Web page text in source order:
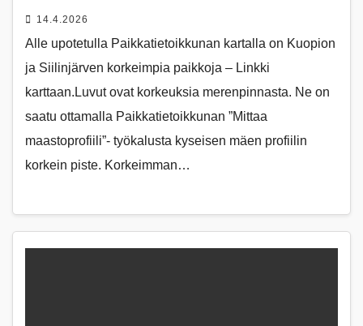
14.4.2026
Alle upotetulla Paikkatietoikkunan kartalla on Kuopion
ja Siilinjärven korkeimpia paikkoja – Linkki
karttaan.Luvut ovat korkeuksia merenpinnasta. Ne on
saatu ottamalla Paikkatietoikkunan ”Mittaa
maastoprofiili”- työkalusta kyseisen mäen profiilin
korkein piste. Korkeimman…